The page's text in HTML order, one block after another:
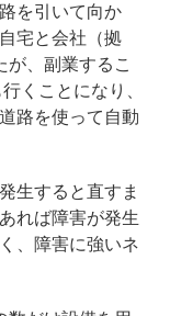
を引いて向か
宅と会社（拠
が、副業するこ
くことになり、
路を使って自動
生すると直すま
れば障害が発生
、障害に強いネ